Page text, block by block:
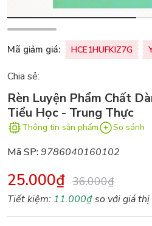
Mã giảm giá: HCE1HUFKIZ7G
Chia sẻ:
Rèn Luyện Phẩm Chất
Tiểu Học - Trung Thực
Thông tin sản phẩm So sánh
Mã SP:9786040160102
25.000₫ 36.000₫
Tiết kiệm: 11.000₫so với giá